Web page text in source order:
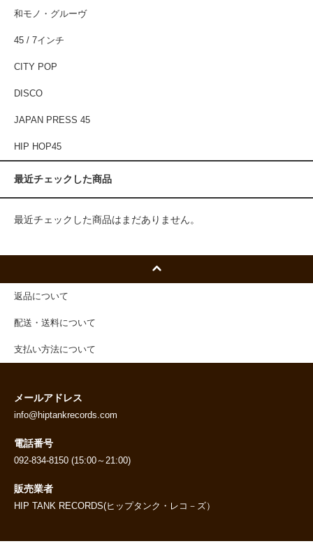
和モノ・グルーヴ
45 / 7インチ
CITY POP
DISCO
JAPAN PRESS 45
HIP HOP45
最近チェックした商品
最近チェックした商品はまだありません。
返品について
配送・送料について
支払い方法について
メールアドレス
info@hiptankrecords.com
電話番号
092-834-8150 (15:00～21:00)
販売業者
HIP TANK RECORDS(ヒップタンク・レコ－ズ）